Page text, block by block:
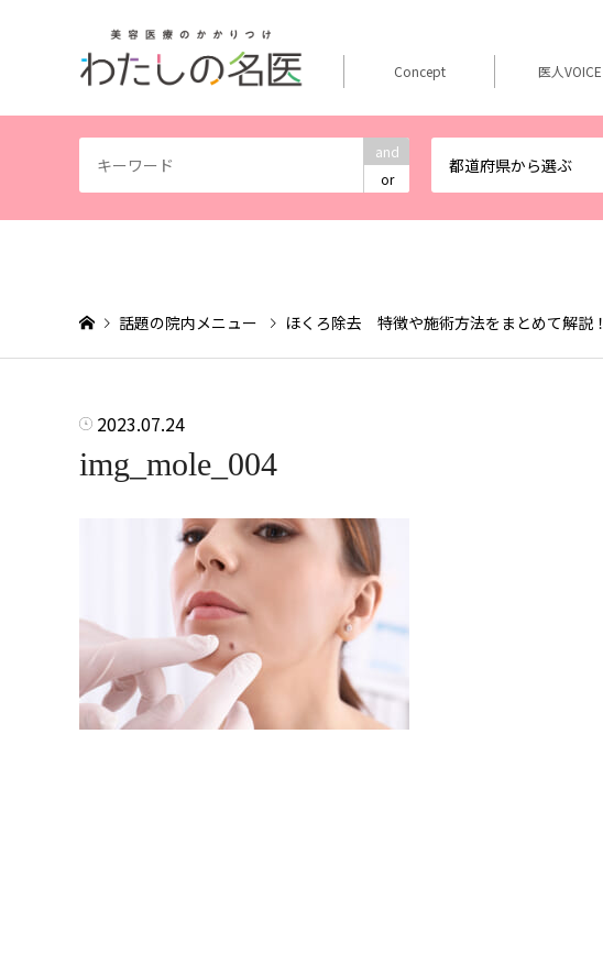
and
or
都道府県から選ぶ
Concept 医人VOICE
話題の院内メニュー ほくろ除去 特徴や施術方法をまとめて解説！
2023.07.24
img_mole_004